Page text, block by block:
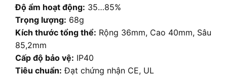
Độ ẩm hoạt động: 35…85%
Trọng lượng: 68g
Kích thước tổng thể: Rộng 36mm, Cao 40mm, Sâu
85,2mm
Cấp độ bảo vệ: IP40
Tiêu chuẩn: Đạt chứng nhận CE, UL